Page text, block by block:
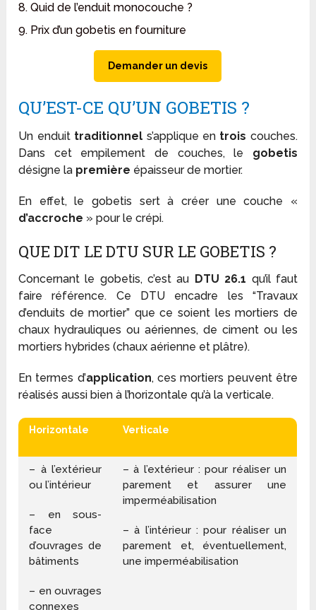
8. Quid de l’enduit monocouche ?
9. Prix d’un gobetis en fourniture
Demander un devis
QU’EST-CE QU’UN GOBETIS ?
Un enduit traditionnel s’applique en trois couches.
Dans cet empilement de couches, le gobetis
désigne la première épaisseur de mortier.
En effet, le gobetis sert à créer une couche «
d’accroche » pour le crépi.
QUE DIT LE DTU SUR LE GOBETIS ?
Concernant le gobetis, c’est au DTU 26.1 qu’il faut
faire référence. Ce DTU encadre les “Travaux
d’enduits de mortier” que ce soient les mortiers de
chaux hydrauliques ou aériennes, de ciment ou les
mortiers hybrides (chaux aérienne et plâtre).
En termes d’application, ces mortiers peuvent être
réalisés aussi bien à l’horizontale qu’à la verticale.
Horizontale Verticale
– à l’extérieur
ou l’intérieur
– en sous-
face
d’ouvrages de
bâtiments
– en ouvrages
connexes
– à l’extérieur : pour réaliser un
parement et assurer une
imperméabilisation
– à l’intérieur : pour réaliser un
parement et, éventuellement,
une imperméabilisation